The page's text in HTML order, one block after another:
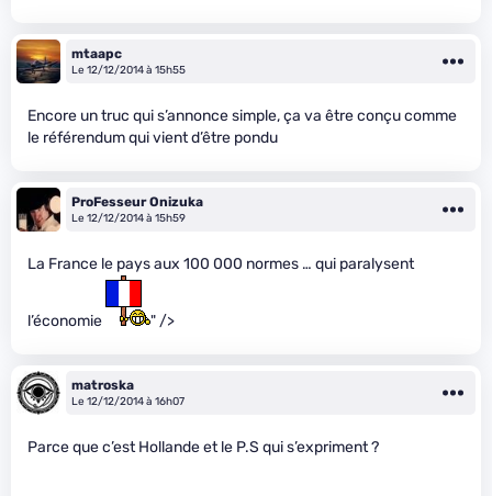
mtaapc
Le 12/12/2014 à 15h55
Encore un truc qui s’annonce simple, ça va être conçu comme
le référendum qui vient d’être pondu
ProFesseur Onizuka
Le 12/12/2014 à 15h59
La France le pays aux 100 000 normes … qui paralysent
l’économie " />
matroska
Le 12/12/2014 à 16h07
Parce que c’est Hollande et le P.S qui s’expriment ?